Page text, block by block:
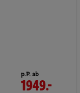
p.P. ab
1949.-